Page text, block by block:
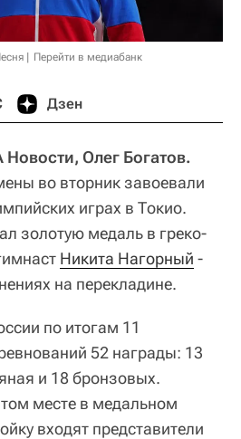
Перейти в медиабанк
Дзен
Олег Богатов.
во вторник завоевали
играх в Токио.
золотую медаль в греко-
Никита Нагорный -
на перекладине.
по итогам 11
52 награды: 13
и 18 бронзовых.
месте в медальном
входят представители